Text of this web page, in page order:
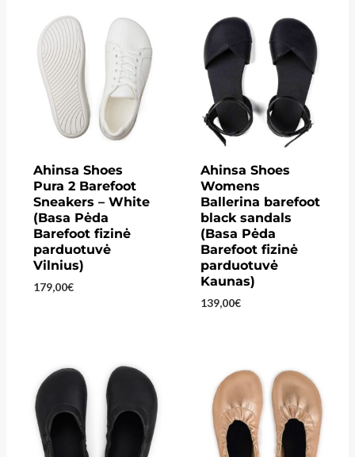
Ahinsa Shoes
Pura 2 Barefoot
Sneakers – White
(Basa Pėda
Barefoot fizinė
parduotuvė
Vilnius)
179,00€
Ahinsa Shoes
Womens
Ballerina barefoot
black sandals
(Basa Pėda
Barefoot fizinė
parduotuvė
Kaunas)
139,00€